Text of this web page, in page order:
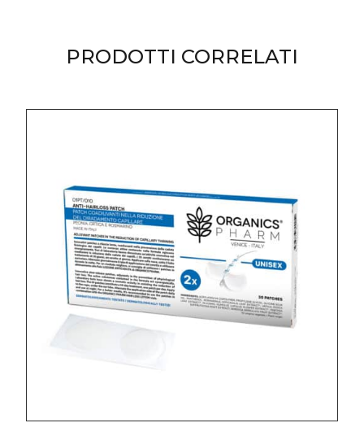
PRODOTTI CORRELATI